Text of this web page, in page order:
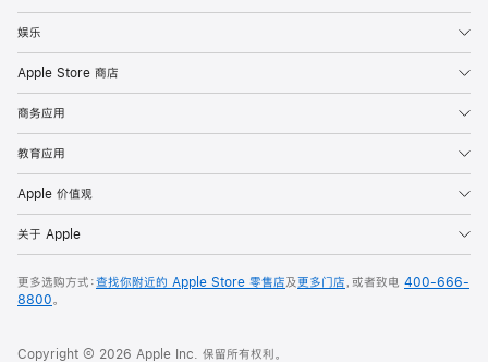
娱乐
Apple Store 商店
商务应用
教育应用
Apple 价值观
关于 Apple
更多选购方式：查找你附近的 Apple Store 零售店及更多门店，或者致电 400-666-
8800。
Copyright © 2026 Apple Inc. 保留所有权利。